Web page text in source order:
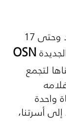
ابتداءً من أول أيام عيد الفطر السعيد وحتى 17
OSN
لتجمع
واحدة
أسرتنا،